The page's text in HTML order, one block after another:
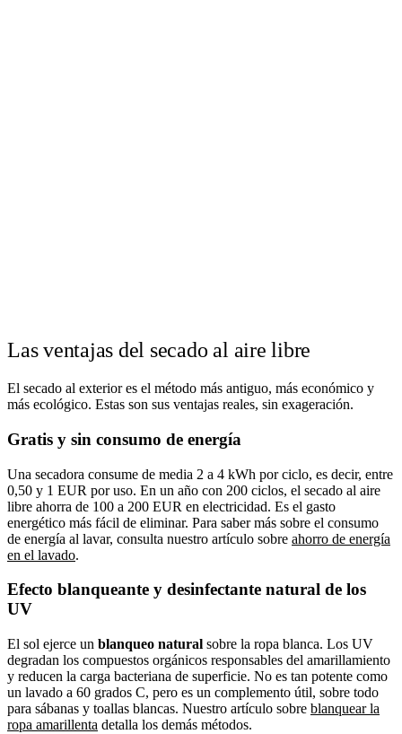
Las ventajas del secado al aire libre
El secado al exterior es el método más antiguo, más económico y
más ecológico. Estas son sus ventajas reales, sin exageración.
Gratis y sin consumo de energía
Una secadora consume de media 2 a 4 kWh por ciclo, es decir, entre
0,50 y 1 EUR por uso. En un año con 200 ciclos, el secado al aire
libre ahorra de 100 a 200 EUR en electricidad. Es el gasto
energético más fácil de eliminar. Para saber más sobre el consumo
de energía al lavar, consulta nuestro artículo sobre ahorro de energía
en el lavado.
Efecto blanqueante y desinfectante natural de los
UV
El sol ejerce un blanqueo natural sobre la ropa blanca. Los UV
degradan los compuestos orgánicos responsables del amarillamiento
y reducen la carga bacteriana de superficie. No es tan potente como
un lavado a 60 grados C, pero es un complemento útil, sobre todo
para sábanas y toallas blancas. Nuestro artículo sobre blanquear la
ropa amarillenta detalla los demás métodos.